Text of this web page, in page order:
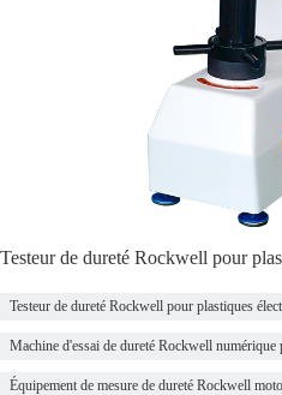
Testeur de dureté Rockwell pour
Testeur de dureté Rockwell pour plastiques
Machine d'essai de dureté Rockwell numérique
Équipement de mesure de dureté Rockwell